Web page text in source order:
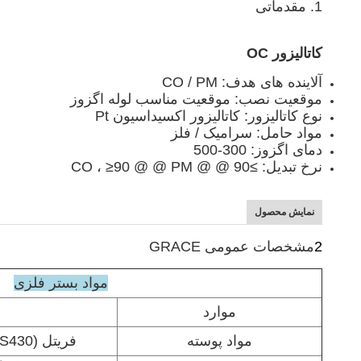
1. مقدماتی
کاتالیزور OC
آلاینده های هدف: CO / PM
موقعیت نصب: موقعیت مناسب لوله اگزوز
نوع کاتالیزور: کاتالیزور اکسیداسیون Pt
مواد حامل: سرامیک / فلز
دمای اگزوز: 300-500
نرخ تبدیل: ≥90 @ @ CO ، ≥90 @ @ PM
نمایش محصول
2مشخصات عمومی GRACE
مواد بستر فلزی
موارد
مواد پوسته
فریتل (SUS444 ، SUS441 ، SUS430)